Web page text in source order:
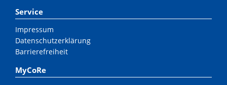
Service
Impressum
Datenschutzerklärung
Barrierefreiheit
MyCoRe